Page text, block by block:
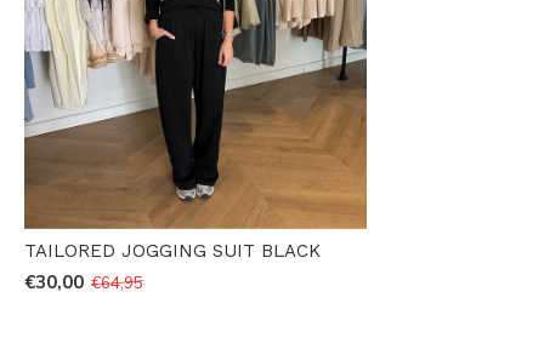
TAILORED JOGGING SUIT BLACK
€30,00 €64,95